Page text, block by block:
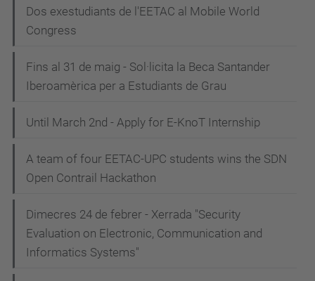
Dos exestudiants de l'EETAC al Mobile World
Congress
Fins al 31 de maig - Sol·licita la Beca Santander
Iberoamèrica per a Estudiants de Grau
Until March 2nd - Apply for E-KnoT Internship
A team of four EETAC-UPC students wins the SDN
Open Contrail Hackathon
Dimecres 24 de febrer - Xerrada "Security
Evaluation on Electronic, Communication and
Informatics Systems"